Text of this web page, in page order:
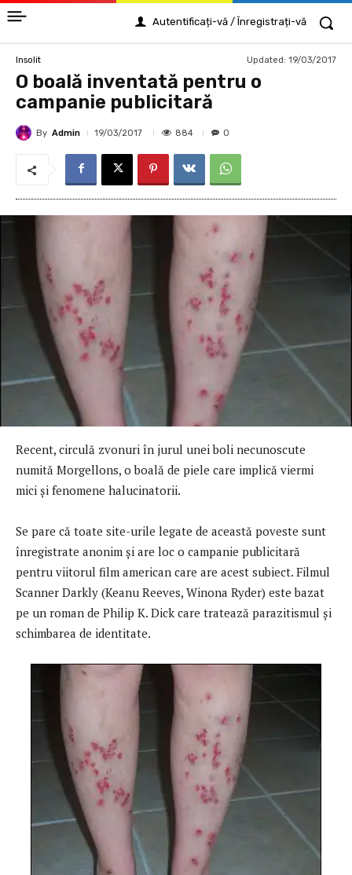
Autentificați-vă / Înregistrați-vă
Insolit Updated: 19/03/2017
O boală inventată pentru o
campanie publicitară
By Admin 19/03/2017 884 0
Recent, circulă zvonuri în jurul unei boli necunoscute
numită Morgellons, o boală de piele care implică viermi
mici şi fenomene halucinatorii.
Se pare că toate site-urile legate de această poveste sunt
înregistrate anonim şi are loc o campanie publicitară
pentru viitorul film american care are acest subiect. Filmul
Scanner Darkly (Keanu Reeves, Winona Ryder) este bazat
pe un roman de Philip K. Dick care tratează parazitismul şi
schimbarea de identitate.